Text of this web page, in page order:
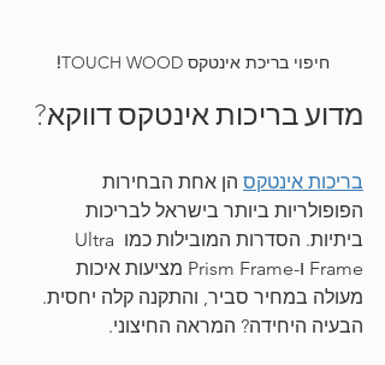
חיפוי בריכת אינטקס TOUCH WOOD !
מדוע בריכות אינטקס דווקא?
בריכות אינטקס הן אחת הבחירות
הפופולריות ביותר בישראל לבריכות
ביתיות. הסדרות המובילות כמו Ultra
Frame ו-Prism Frame מציעות איכות
מעולה במחיר סביר, והתקנה קלה יחסית.
הבעיה היחידה? המראה החיצוני.